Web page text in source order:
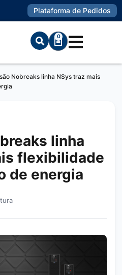
Plataforma de Pedidos
0
Nobreaks linha NSys traz mais
linha
flexibilidade
de energia